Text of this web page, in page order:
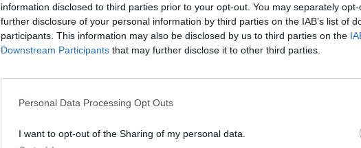
information disclosed to third parties prior to your opt-out. You may separately
further disclosure of your personal information by third parties on the IAB’s list of
participants. This information may also be disclosed by us to third parties on the
Downstream Participants that may further disclose it to other third parties.
Personal Data Processing Opt Outs
I want to opt-out of the Sharing of my personal data.
ΣΧΕΤΙΚΆ TAGS